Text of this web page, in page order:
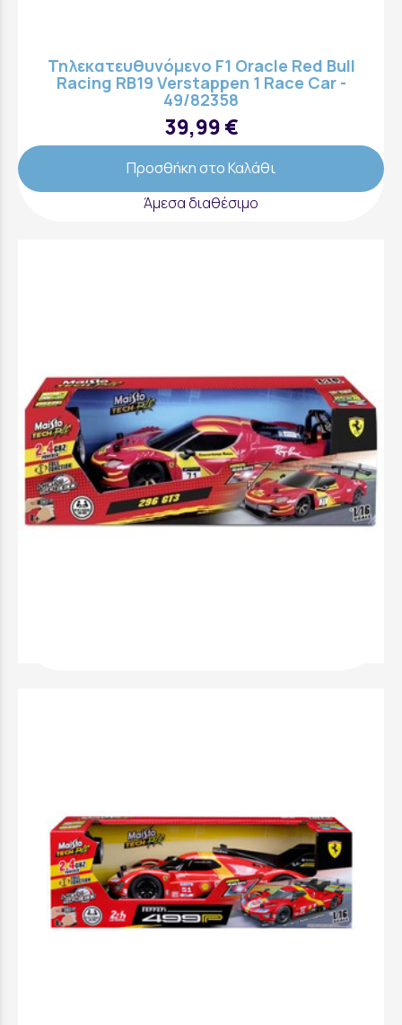
Τηλεκατευθυνόμενο F1 Oracle Red Bull
Racing RB19 Verstappen 1 Race Car -
49/82358
39,99 €
Προσθήκη στο Καλάθι
Άμεσα διαθέσιμο
Τηλεκατευθυνόμενο 1:16 Race Ferrari 296